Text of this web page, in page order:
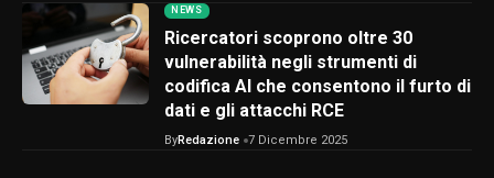
NEWS
Ricercatori scoprono oltre 30
vulnerabilità negli strumenti di
codifica AI che consentono il furto di
dati e gli attacchi RCE
ByRedazione 7 Dicembre 2025